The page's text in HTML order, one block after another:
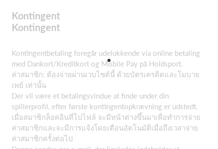
Kontingent
Kontingent
Kontingentbetaling foregår udelukkende via online betaling
med Dankort/Kreditkort og Mobile Pay på Holdsport.
ค่าสมาชิก: ต้องจ่ายผ่านเวบไซด์นี้ ด้วยบัตรเครดิตและโมบาย
เพย์ เท่านั้น
Der vil være et betalingsvindue at finde under din
spillerprofil, efter første kontingentopkrævning er udstedt.
เมื่อสมาชิกล็อคอินที่โปไฟล์ จะมีหน้าต่างขึ้นมาเพื่อทำการจ่าย
ค่าสมาชิกและจะมีการแจ้งโดยเตือนอัตโนมัติเมื่อถึงเวลาจ่าย
ค่าสมาชิกครั้งต่อไป